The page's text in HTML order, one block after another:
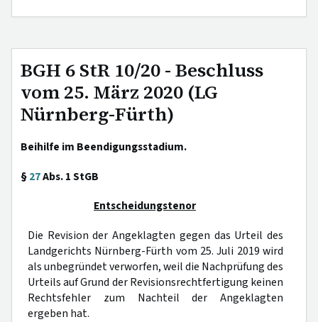
BGH 6 StR 10/20 - Beschluss
vom 25. März 2020 (LG
Nürnberg-Fürth)
Beihilfe im Beendigungsstadium.
§27Abs. 1 StGB
Entscheidungstenor
Die Revision der Angeklagten gegen das Urteil des
Landgerichts Nürnberg-Fürth vom 25. Juli 2019 wird
als unbegründet verworfen, weil die Nachprüfung des
Urteils auf Grund der Revisionsrechtfertigung keinen
Rechtsfehler zum Nachteil der Angeklagten
ergeben hat.